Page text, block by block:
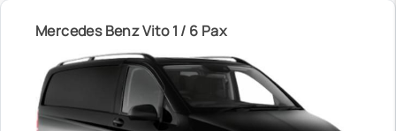
Mercedes Benz Vito 1 / 6 Pax